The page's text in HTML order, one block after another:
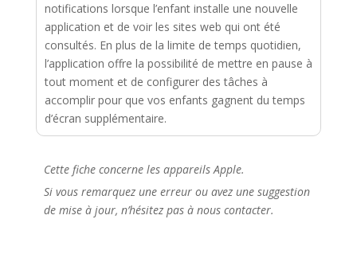
notifications lorsque l’enfant installe une nouvelle
application et de voir les sites web qui ont été
consultés. En plus de la limite de temps quotidien,
l’application offre la possibilité de mettre en pause à
tout moment et de configurer des tâches à
accomplir pour que vos enfants gagnent du temps
d’écran supplémentaire.
Cette fiche concerne les appareils Apple.
Si vous remarquez une erreur ou avez une suggestion
de mise à jour, n’hésitez pas à nous contacter.